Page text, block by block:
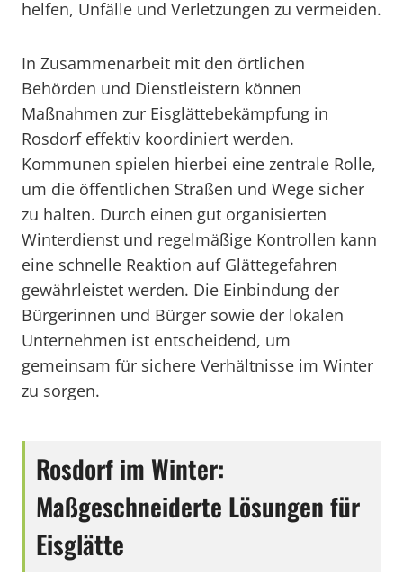
helfen, Unfälle und Verletzungen zu vermeiden.
In Zusammenarbeit mit den örtlichen
Behörden und Dienstleistern können
Maßnahmen zur Eisglättebekämpfung in
Rosdorf effektiv koordiniert werden.
Kommunen spielen hierbei eine zentrale Rolle,
um die öffentlichen Straßen und Wege sicher
zu halten. Durch einen gut organisierten
Winterdienst und regelmäßige Kontrollen kann
eine schnelle Reaktion auf Glättegefahren
gewährleistet werden. Die Einbindung der
Bürgerinnen und Bürger sowie der lokalen
Unternehmen ist entscheidend, um
gemeinsam für sichere Verhältnisse im Winter
zu sorgen.
Rosdorf im Winter:
Maßgeschneiderte Lösungen für
Eisglätte